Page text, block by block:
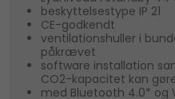
beskyttelsestype IP 21
CE-godkendt
ventilationshuller i
påkrævet
software installation
CO2-kapacitet kan
med Bluetooth 4.0* og